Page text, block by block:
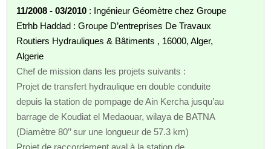
11/2008 - 03/2010 : Ingénieur Géomètre chez Groupe
Etrhb Haddad : Groupe D’entreprises De Travaux
Routiers Hydrauliques & Bâtiments , 16000, Alger,
Algerie
Chef de mission dans les projets suivants :
Projet de transfert hydraulique en double conduite
depuis la station de pompage de Ain Kercha jusqu’au
barrage de Koudiat el Medaouar, wilaya de BATNA
(Diamètre 80’’ sur une longueur de 57.3 km)
Projet de raccordement aval à la station de